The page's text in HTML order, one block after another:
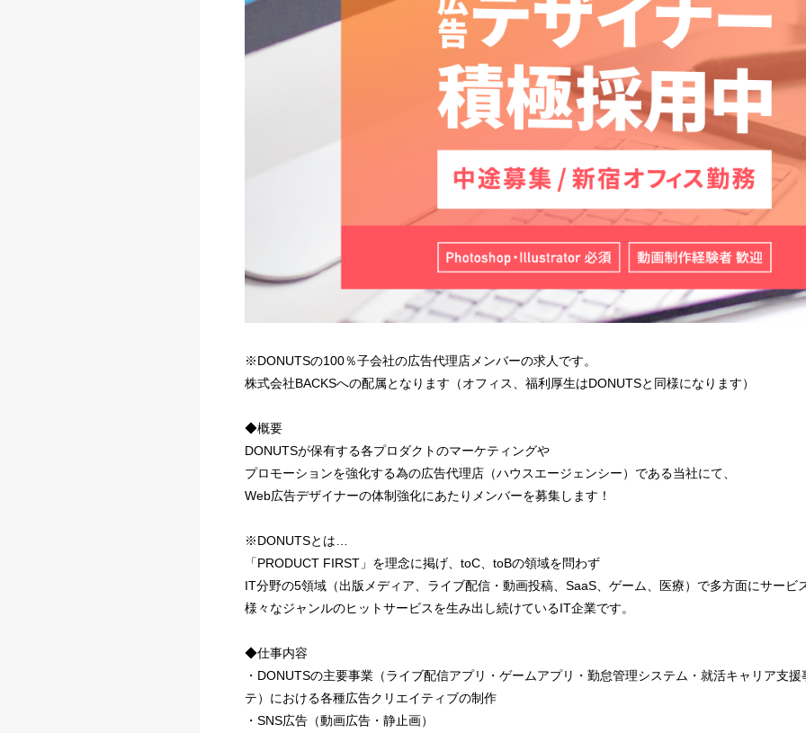
※DONUTSの100％子会社の広告代理店メンバーの求人です。
株式会社BACKSへの配属となります（オフィス、福利厚生はDONUTSと同様になります）
◆概要
DONUTSが保有する各プロダクトのマーケティングや
プロモーションを強化する為の広告代理店（ハウスエージェンシー）である当社にて、
Web広告デザイナーの体制強化にあたりメンバーを募集します！
※DONUTSとは…
「PRODUCT FIRST」を理念に掲げ、toC、toBの領域を問わず
IT分野の5領域（出版メディア、ライブ配信・動画投稿、SaaS、ゲーム、医療）で多方面にサービ
様々なジャンルのヒットサービスを生み出し続けているIT企業です。
◆仕事内容
・DONUTSの主要事業（ライブ配信アプリ・ゲームアプリ・勤怠管理システム・就活キャリア支
テ）における各種広告クリエイティブの制作
・SNS広告（動画広告・静止画）